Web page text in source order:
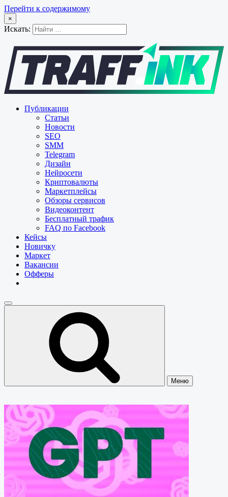
Перейти к содержимому
×
Искать:
Публикации
Статьи
Новости
SEO
SMM
Telegram
Дизайн
Нейросети
Криптовалюты
Маркетплейсы
Обзоры сервисов
Видеоконтент
Бесплатный трафик
FAQ по Facebook
Кейсы
Новичку
Маркет
Вакансии
Офферы
Меню